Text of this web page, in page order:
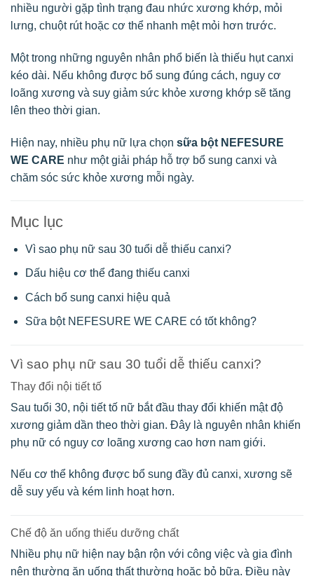
nhiều người gặp tình trạng đau nhức xương khớp, mỏi
lưng, chuột rút hoặc cơ thể nhanh mệt mỏi hơn trước.
Một trong những nguyên nhân phổ biến là thiếu hụt canxi
kéo dài. Nếu không được bổ sung đúng cách, nguy cơ
loãng xương và suy giảm sức khỏe xương khớp sẽ tăng
lên theo thời gian.
Hiện nay, nhiều phụ nữ lựa chọn sữa bột NEFESURE
WE CARE như một giải pháp hỗ trợ bổ sung canxi và
chăm sóc sức khỏe xương mỗi ngày.
Mục lục
Vì sao phụ nữ sau 30 tuổi dễ thiếu canxi?
Dấu hiệu cơ thể đang thiếu canxi
Cách bổ sung canxi hiệu quả
Sữa bột NEFESURE WE CARE có tốt không?
Vì sao phụ nữ sau 30 tuổi dễ thiếu canxi?
Thay đổi nội tiết tố
Sau tuổi 30, nội tiết tố nữ bắt đầu thay đổi khiến mật độ
xương giảm dần theo thời gian. Đây là nguyên nhân khiến
phụ nữ có nguy cơ loãng xương cao hơn nam giới.
Nếu cơ thể không được bổ sung đầy đủ canxi, xương sẽ
dễ suy yếu và kém linh hoạt hơn.
Chế độ ăn uống thiếu dưỡng chất
Nhiều phụ nữ hiện nay bận rộn với công việc và gia đình
nên thường ăn uống thất thường hoặc bỏ bữa. Điều này